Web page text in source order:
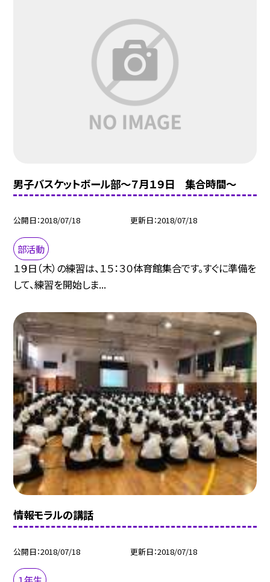
男子バスケットボール部〜７月１９日 集合時間〜
公開日 2018/07/18 更新日 2018/07/18
部活動
１９日（木）の練習は、１５：３０体育館集合です。すぐに準備を
して、練習を開始しま...
情報モラルの講話
公開日 2018/07/18 更新日 2018/07/18